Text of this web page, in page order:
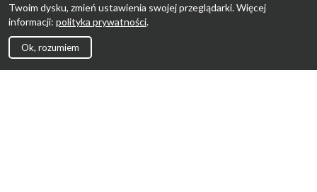
Twoim dysku, zmień ustawienia swojej przeglądarki. Więcej
informacji: polityka prywatności.
Ok, rozumiem